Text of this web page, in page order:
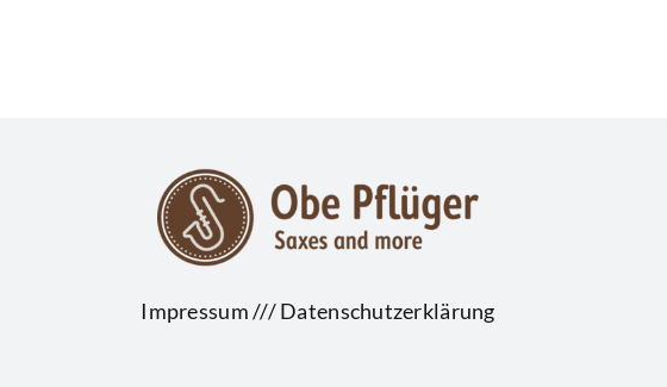
Impressum///Datenschutzerklärung